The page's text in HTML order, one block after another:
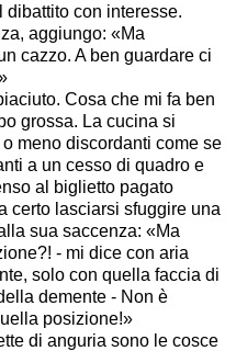
dibattito con interesse.
aggiungo: «Ma
cazzo. A ben guardare ci
Cosa che mi fa ben
grossa. La cucina si
meno discordanti come se
a un cesso di quadro e
al biglietto pagato
certo lasciarsi sfuggire una
sua saccenza: «Ma
- mi dice con aria
solo con quella faccia di
demente - Non è
posizione!»
di anguria sono le cosce